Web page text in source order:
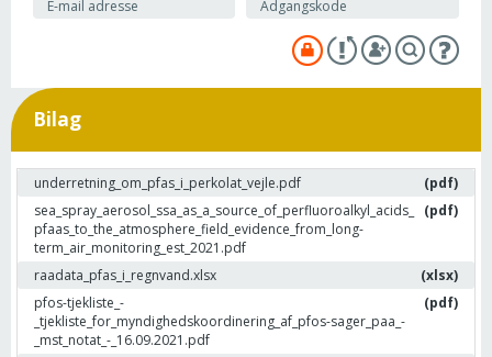
Bilag
underretning_om_pfas_i_perkolat_vejle.pdf
(pdf)
sea_spray_aerosol_ssa_as_a_source_of_perfluoroalkyl_acids_
pfaas_to_the_atmosphere_field_evidence_from_long-
term_air_monitoring_est_2021.pdf
(pdf)
raadata_pfas_i_regnvand.xlsx
(xlsx)
pfos-tjekliste_-
_tjekliste_for_myndighedskoordinering_af_pfos-sager_paa_-
_mst_notat_-_16.09.2021.pdf
(pdf)